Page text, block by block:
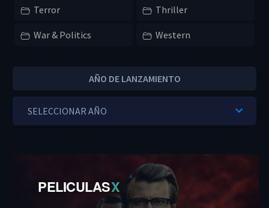
Terror Thriller
War & Politics Western
AÑO DE LANZAMIENTO
PELICULASX